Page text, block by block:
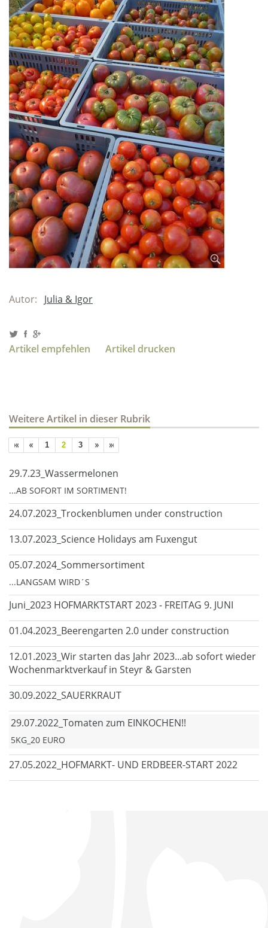
Autor: Julia & Igor
Artikel empfehlen Artikel drucken
Weitere Artikel in dieser Rubrik
1 2 3
29.7.23_Wassermelonen
...AB SOFORT IM SORTIMENT!
24.07.2023_Trockenblumen under construction
13.07.2023_Science Holidays am Fuxengut
05.07.2024_Sommersortiment
...LANGSAM WIRD´S
Juni_2023 HOFMARKTSTART 2023 - FREITAG 9. JUNI
01.04.2023_Beerengarten 2.0 under construction
12.01.2023_Wir starten das Jahr 2023...ab sofort wieder
Wochenmarktverkauf in Steyr & Garsten
30.09.2022_SAUERKRAUT
29.07.2022_Tomaten zum EINKOCHEN!!
5KG_20 EURO
27.05.2022_HOFMARKT- UND ERDBEER-START 2022